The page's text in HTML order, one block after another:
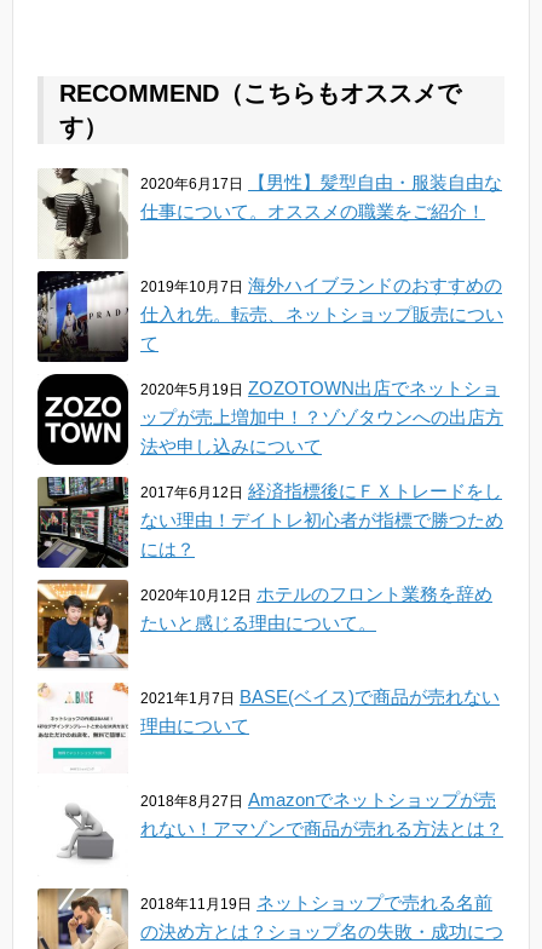
RECOMMEND（こちらもオススメで
す）
2020年6月17日
【男性】髪型自由・服装自由な
仕事について。オススメの職業をご紹介！
2019年10月7日 海外ハイブランドのおすすめの
仕入れ先。転売、ネットショップ販売につい
て
2020年5月19日 ZOZOTOWN出店でネットショ
ップが売上増加中！？ゾゾタウンへの出店方
法や申し込みについて
2017年6月12日 経済指標後にＦＸトレードをし
ない理由！デイトレ初心者が指標で勝つため
には？
2020年10月12日 ホテルのフロント業務を辞め
たいと感じる理由について。
2021年1月7日 BASE(ベイス)で商品が売れない
理由について
2018年8月27日 Amazonでネットショップが売
れない！アマゾンで商品が売れる方法とは？
2018年11月19日 ネットショップで売れる名前
の決め方とは？ショップ名の失敗・成功につ